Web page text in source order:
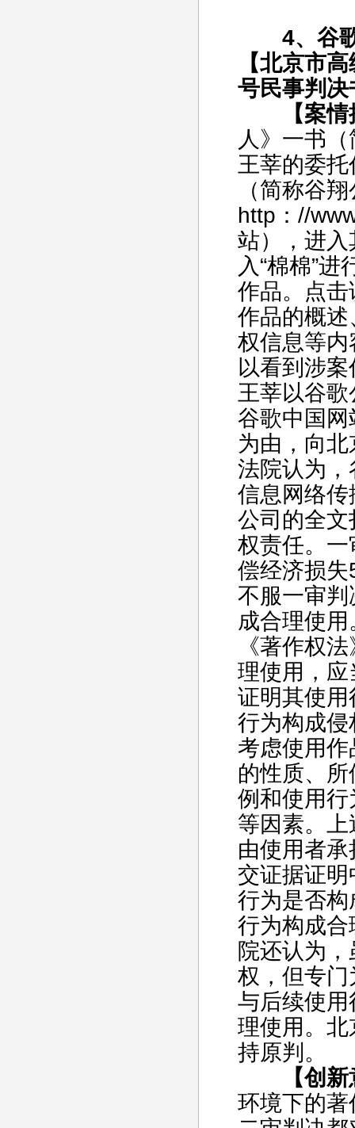
4、谷歌
【北京市
号民事判决
【案情
人》一书
王莘的委
（简称谷
http：//
站），进
入“棉棉”
作品。点
作品的概
权信息等
以看到涉
王莘以谷
谷歌中国
为由，向
法院认为
信息网络
公司的全
权责任。
偿经济损
不服一审
成合理使
《著作权
理使用，
证明其使
行为构成
考虑使用
的性质、
例和使用
等因素。
由使用者
交证据证
行为是否
行为构成
院还认为
权，但专
与后续使
理使用。
持原判。
【创
环境下的